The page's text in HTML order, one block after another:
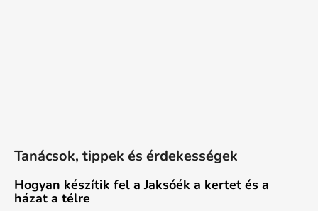
Tanácsok, tippek és érdekességek
Hogyan készítik fel a Jaksóék a kertet és a
házat a télre